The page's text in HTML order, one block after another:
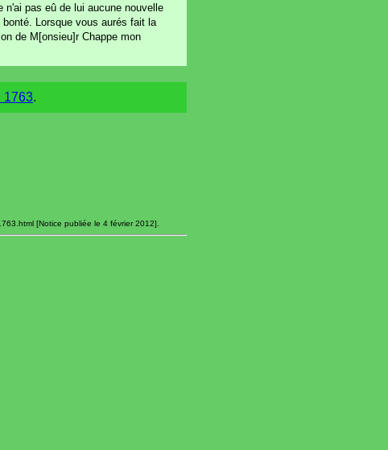
pas eû de lui aucune nouvelle
Lorsque vous aurés fait la
de M[onsieu]r Chappe mon
1763.
[Notice publiée le 4 février 2012].